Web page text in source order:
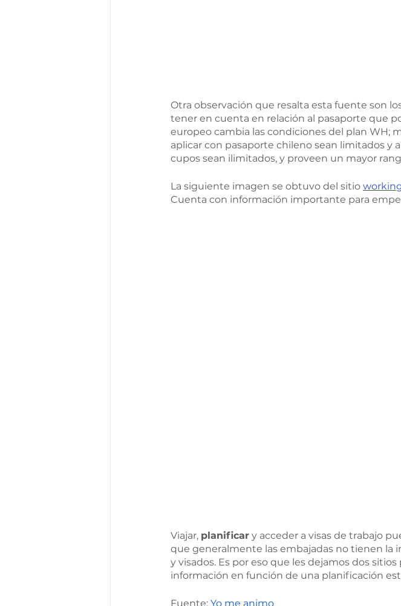
Otra observación que resalta esta fuente son
tener en cuenta en relación al pasaporte que
europeo cambia las condiciones del plan WH;
aplicar con pasaporte chileno sean limitados y
cupos sean ilimitados, y proveen un mayor
La siguiente imagen se obtuvo del sitio
Cuenta con información importante para
Viajar, planificar y acceder a visas de trabajo
que generalmente las embajadas no tienen la
y visados. Es por eso que les dejamos dos
información en función de una planificación
Fuente: Yo me animo